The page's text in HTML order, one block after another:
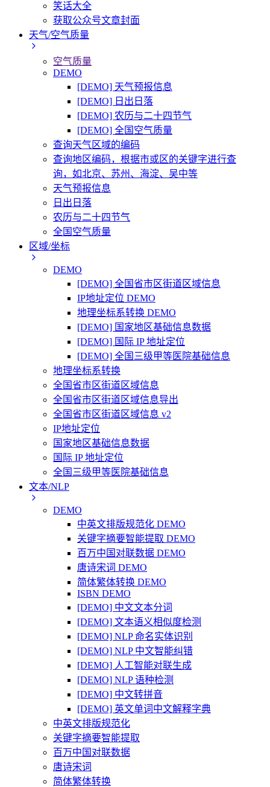
笑话大全
获取公众号文章封面
天气/空气质量
空气质量
DEMO
[DEMO] 天气预报信息
[DEMO] 日出日落
[DEMO] 农历与二十四节气
[DEMO] 全国空气质量
查询天气区域的编码
查询地区编码，根据市或区的关键字进行查
询，如北京、苏州、海淀、吴中等
天气预报信息
日出日落
农历与二十四节气
全国空气质量
区域/坐标
DEMO
[DEMO] 全国省市区街道区域信息
IP地址定位 DEMO
地理坐标系转换 DEMO
[DEMO] 国家地区基础信息数据
[DEMO] 国际 IP 地址定位
[DEMO] 全国三级甲等医院基础信息
地理坐标系转换
全国省市区街道区域信息
全国省市区街道区域信息导出
全国省市区街道区域信息 v2
IP地址定位
国家地区基础信息数据
国际 IP 地址定位
全国三级甲等医院基础信息
文本/NLP
DEMO
中英文排版规范化 DEMO
关键字摘要智能提取 DEMO
百万中国对联数据 DEMO
唐诗宋词 DEMO
简体繁体转换 DEMO
ISBN DEMO
[DEMO] 中文文本分词
[DEMO] 文本语义相似度检测
[DEMO] NLP 命名实体识别
[DEMO] NLP 中文智能纠错
[DEMO] 人工智能对联生成
[DEMO] NLP 语种检测
[DEMO] 中文转拼音
[DEMO] 英文单词中文解释字典
中英文排版规范化
关键字摘要智能提取
百万中国对联数据
唐诗宋词
简体繁体转换